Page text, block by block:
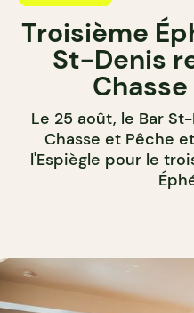
Troisième
St-Denis
Le 25 août, le Bar
Chasse et Pêche
l'Espiègle pour le